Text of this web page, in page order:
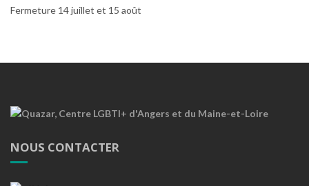
Fermeture 14 juillet et 15 août
NOUS CONTACTER